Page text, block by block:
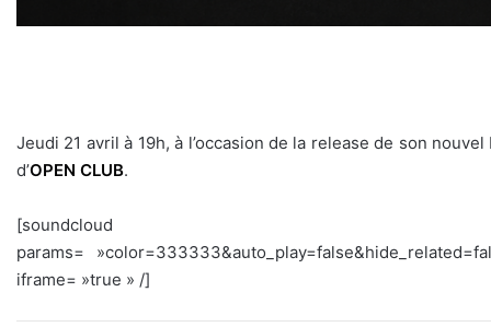
Jeudi 21 avril à 19h, à l’occasion de la release de son nouvel
d’OPEN CLUB.
[soundcloud url=
params=
iframe= »true » /]